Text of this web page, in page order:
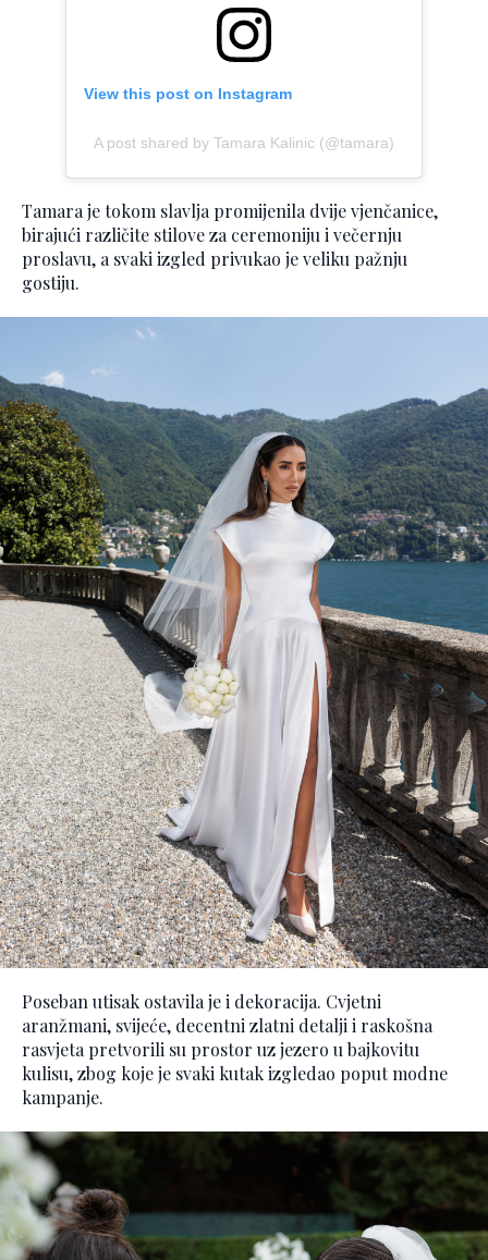
View this post on Instagram
A post shared by Tamara Kalinic (@tamara)
Tamara je tokom slavlja promijenila dvije vjenčanice,
birajući različite stilove za ceremoniju i večernju
proslavu, a svaki izgled privukao je veliku pažnju
gostiju.
Poseban utisak ostavila je i dekoracija. Cvjetni
aranžmani, svijeće, decentni zlatni detalji i raskošna
rasvjeta pretvorili su prostor uz jezero u bajkovitu
kulisu, zbog koje je svaki kutak izgledao poput modne
kampanje.